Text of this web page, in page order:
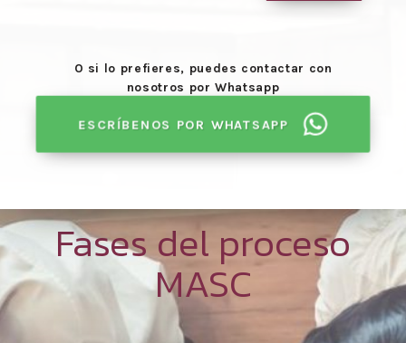
O si lo prefieres, puedes contactar con
nosotros por Whatsapp
ESCRÍBENOS POR WHATSAPP
Fases del proceso
MASC